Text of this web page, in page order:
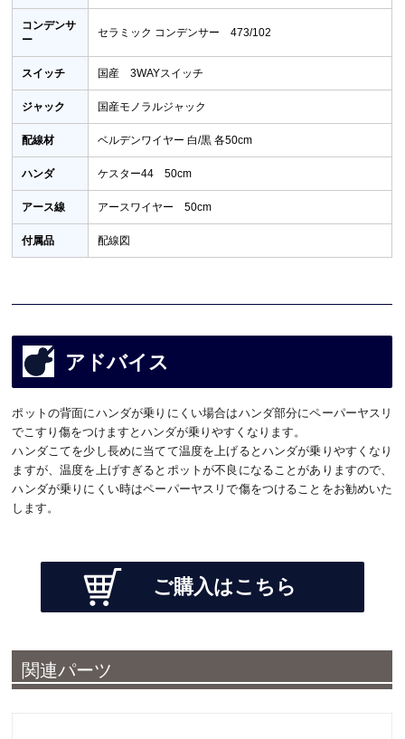
コンデンサ
ー
セラミック コンデンサー 473/102
スイッチ 国産 3WAYスイッチ
ジャック 国産モノラルジャック
配線材 ベルデンワイヤー 白/黒 各50cm
ハンダ ケスター44 50cm
アース線 アースワイヤー 50cm
付属品 配線図
アドバイス
ポットの背面にハンダが乗りにくい場合はハンダ部分にペーパーヤスリ
でこすり傷をつけますとハンダが乗りやすくなります。
ハンダこてを少し長めに当てて温度を上げるとハンダが乗りやすくなり
ますが、温度を上げすぎるとポットが不良になることがありますので、
ハンダが乗りにくい時はペーパーヤスリで傷をつけることをお勧めいた
します。
ご購入はこちら
関連パーツ